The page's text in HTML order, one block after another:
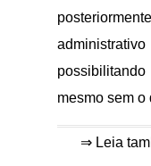
mesmo sem o
⇒ Leia